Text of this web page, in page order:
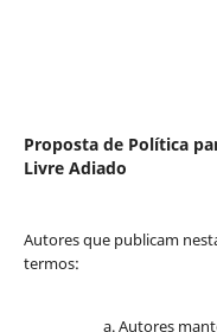
Proposta de Política
Livre Adiado
Autores que publicam
termos:
Autores